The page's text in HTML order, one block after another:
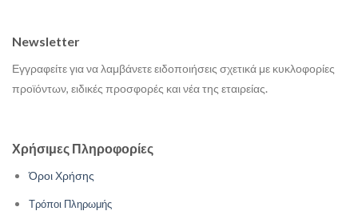
Χρήσιμες Πληροφορίες
Όροι Χρήσης
Τρόποι Πληρωμής
Newsletter
Εγγραφείτε για να λαμβάνετε ειδοποιήσεις σχετικά με κυκλοφορίες
προϊόντων, ειδικές προσφορές και νέα της εταιρείας.